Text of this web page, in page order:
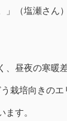
（塩瀬さん）
、昼夜の寒暖
栽培向きのエ
す。